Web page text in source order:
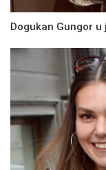
Dogukan Gungor